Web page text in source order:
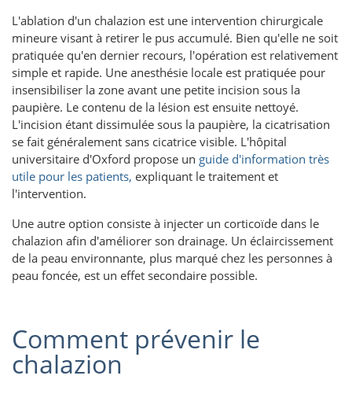
L'ablation d'un chalazion est une intervention chirurgicale
mineure visant à retirer le pus accumulé. Bien qu'elle ne soit
pratiquée qu'en dernier recours, l'opération est relativement
simple et rapide. Une anesthésie locale est pratiquée pour
insensibiliser la zone avant une petite incision sous la
paupière. Le contenu de la lésion est ensuite nettoyé.
L'incision étant dissimulée sous la paupière, la cicatrisation
se fait généralement sans cicatrice visible. L'hôpital
universitaire d'Oxford propose un guide d'information très
utile pour les patients, expliquant le traitement et
l'intervention.
Une autre option consiste à injecter un corticoïde dans le
chalazion afin d'améliorer son drainage. Un éclaircissement
de la peau environnante, plus marqué chez les personnes à
peau foncée, est un effet secondaire possible.
Comment prévenir le
chalazion